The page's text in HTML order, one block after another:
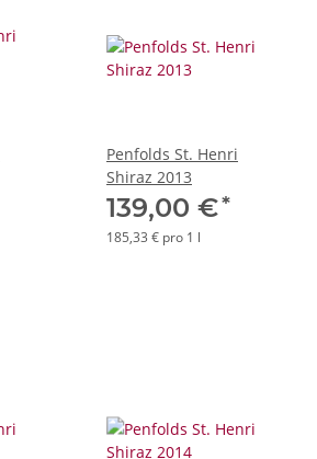
Penfolds St. Henri
Shiraz 2013
139,00 €*
185,33 € pro 1 l